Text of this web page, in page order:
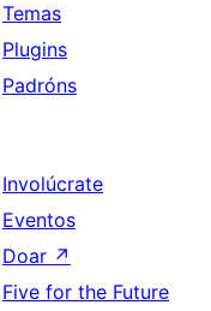
Temas
Plugins
Padróns
Involúcrate
Eventos
Doar ↗
Five for the Future